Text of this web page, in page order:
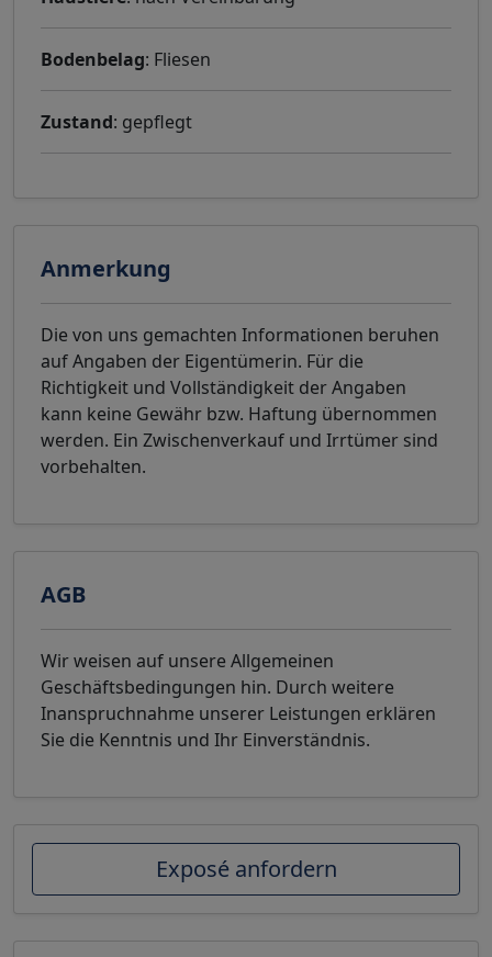
Bodenbelag: Fliesen
Zustand: gepflegt
Anmerkung
Die von uns gemachten Informationen beruhen
auf Angaben der Eigentümerin. Für die
Richtigkeit und Vollständigkeit der Angaben
kann keine Gewähr bzw. Haftung übernommen
werden. Ein Zwischenverkauf und Irrtümer sind
vorbehalten.
AGB
Wir weisen auf unsere Allgemeinen
Geschäftsbedingungen hin. Durch weitere
Inanspruchnahme unserer Leistungen erklären
Sie die Kenntnis und Ihr Einverständnis.
Exposé anfordern